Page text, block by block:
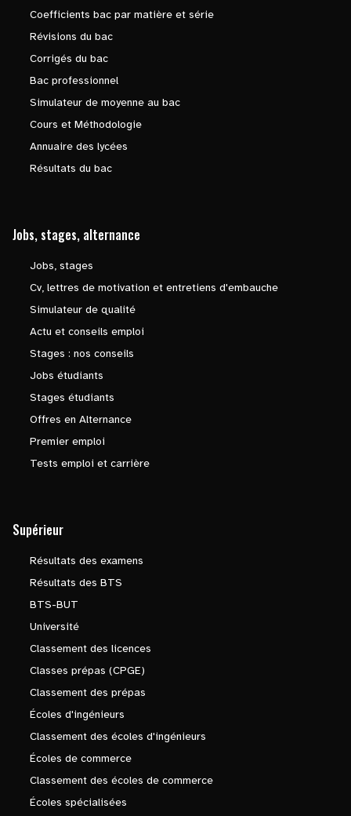
Coefficients bac par matière et série
Révisions du bac
Corrigés du bac
Bac professionnel
Simulateur de moyenne au bac
Cours et Méthodologie
Annuaire des lycées
Résultats du bac
Jobs, stages, alternance
Jobs, stages
Cv, lettres de motivation et entretiens d'embauche
Simulateur de qualité
Actu et conseils emploi
Stages : nos conseils
Jobs étudiants
Stages étudiants
Offres en Alternance
Premier emploi
Tests emploi et carrière
Supérieur
Résultats des examens
Résultats des BTS
BTS-BUT
Université
Classement des licences
Classes prépas (CPGE)
Classement des prépas
Écoles d'ingénieurs
Classement des écoles d'ingénieurs
Écoles de commerce
Classement des écoles de commerce
Écoles spécialisées